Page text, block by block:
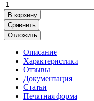
В корзину
Сравнить
Отложить
Описание
Характеристики
Отзывы
Документация
Статьи
Печатная форма